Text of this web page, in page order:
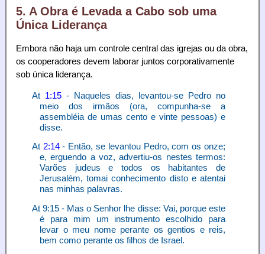
5. A Obra é Levada a Cabo sob uma
Única Liderança
Embora não haja um controle central das igrejas ou da obra,
os cooperadores devem laborar juntos corporativamente
sob única liderança.
At 1:15- Naqueles dias, levantou-se Pedro no
meio dos irmãos (ora, compunha-se a
assembléia de umas cento e vinte pessoas) e
disse.
At 2:14- Então, se levantou Pedro, com os onze;
e, erguendo a voz, advertiu-os nestes termos:
Varões judeus e todos os habitantes de
Jerusalém, tomai conhecimento disto e atentai
nas minhas palavras.
At 9:15 - Mas o Senhor lhe disse: Vai, porque este
é para mim um instrumento escolhido para
levar o meu nome perante os gentios e reis,
bem como perante os filhos de Israel.